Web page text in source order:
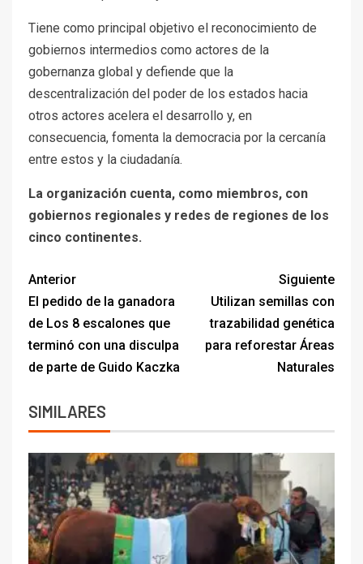
Tiene como principal objetivo el reconocimiento de
gobiernos intermedios como actores de la
gobernanza global y defiende que la
descentralización del poder de los estados hacia
otros actores acelera el desarrollo y, en
consecuencia, fomenta la democracia por la cercanía
entre estos y la ciudadanía.
La organización cuenta, como miembros, con
gobiernos regionales y redes de regiones de los
cinco continentes.
Anterior
El pedido de la ganadora
de Los 8 escalones que
terminó con una disculpa
de parte de Guido Kaczka
Siguiente
Utilizan semillas con
trazabilidad genética
para reforestar Áreas
Naturales
SIMILARES